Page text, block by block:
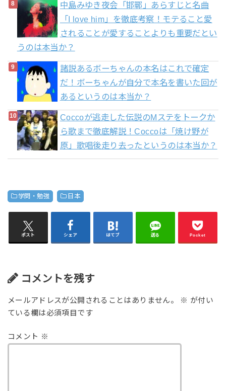
中島みゆき夜会「邯鄲」あらすじと名曲
「I love him」を徹底考察！モテること愛
されることが愛することよりも重要だとい
うのは本当か？
諸説あるボーちゃんの本名はこれで確定
だ！ボーちゃんが自分で本名を書いた回が
あるというのは本当か？
Coccoが逃走した伝説のMステをトークか
ら歌まで徹底解説！Coccoは「焼け野が
原」歌唱後走り去ったというのは本当か？
学問・勉強 日本
ポスト シェア はてブ 送る Pocket
コメントを残す
メールアドレスが公開されることはありません。 ※ が付い
ている欄は必須項目です
コメント ※